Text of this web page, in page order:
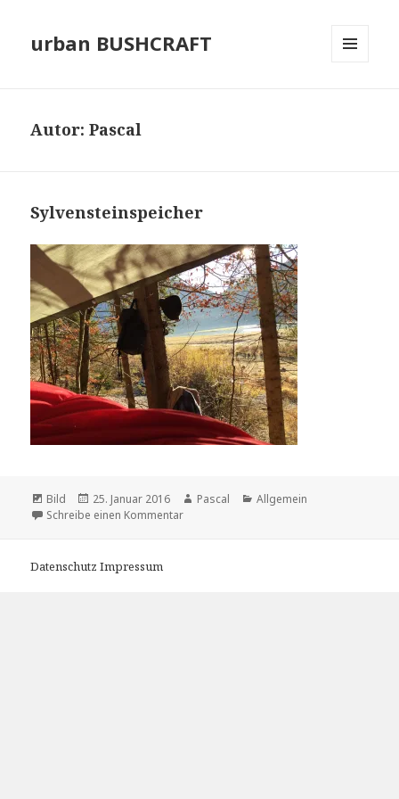
urban BUSHCRAFT
Autor:Pascal
Sylvensteinspeicher
Format
Bild
Veröffentlicht
am
25. Januar 2016 Autor
Pascal Kategorien
Allgemein
Schreibe einen Kommentar
Datenschutz Impressum